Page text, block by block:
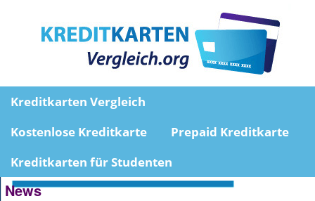
Kreditkarten Vergleich
Kostenlose Kreditkarte
Prepaid Kreditkarte
Kreditkarten für Studenten
News